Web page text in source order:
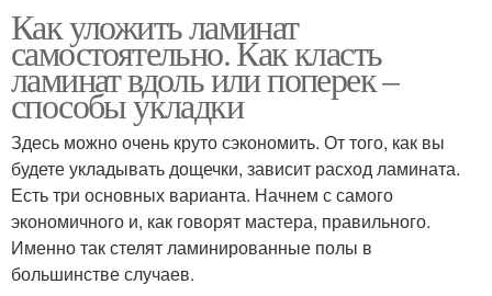
Как уложить ламинат
самостоятельно. Как класть
ламинат вдоль или поперек –
способы укладки
Здесь можно очень круто сэкономить. От того, как вы
будете укладывать дощечки, зависит расход ламината.
Есть три основных варианта. Начнем с самого
экономичного и, как говорят мастера, правильного.
Именно так стелят ламинированные полы в
большинстве случаев.